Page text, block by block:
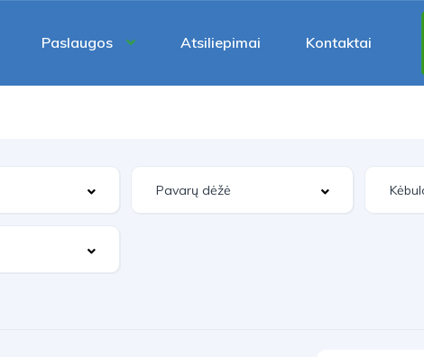
Paslaugos Atsiliepimai Kontaktai